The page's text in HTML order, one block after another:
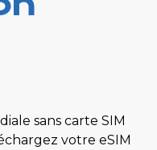
sans carte SIM
votre eSIM